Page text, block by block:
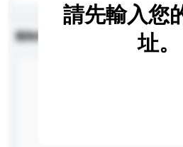
查詢內容
請先輸入您
址。